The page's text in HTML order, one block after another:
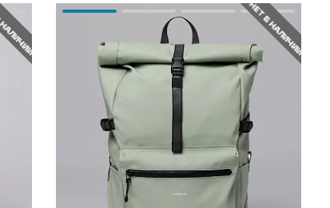
НЕТ В НАЛИЧИИ